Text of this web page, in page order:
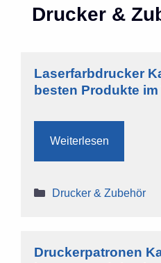
Drucker &
Laserfarbdrucker
besten Produkte
Weiterlesen
Kategorien
Drucker & Zubehör
Druckerpatronen